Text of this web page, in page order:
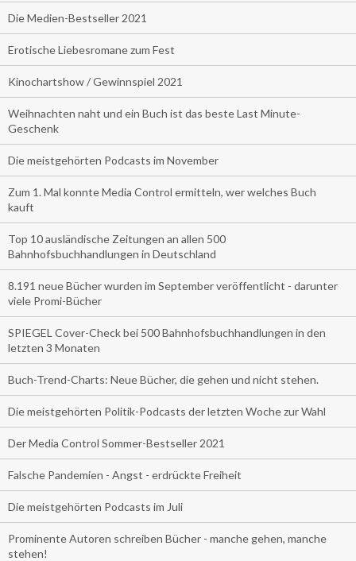
Die Medien-Bestseller 2021
Erotische Liebesromane zum Fest
Kinochartshow / Gewinnspiel 2021
Weihnachten naht und ein Buch ist das beste Last Minute-
Geschenk
Die meistgehörten Podcasts im November
Zum 1. Mal konnte Media Control ermitteln, wer welches Buch
kauft
Top 10 ausländische Zeitungen an allen 500
Bahnhofsbuchhandlungen in Deutschland
8.191 neue Bücher wurden im September veröffentlicht - darunter
viele Promi-Bücher
SPIEGEL Cover-Check bei 500 Bahnhofsbuchhandlungen in den
letzten 3 Monaten
Buch-Trend-Charts: Neue Bücher, die gehen und nicht stehen.
Die meistgehörten Politik-Podcasts der letzten Woche zur Wahl
Der Media Control Sommer-Bestseller 2021
Falsche Pandemien - Angst - erdrückte Freiheit
Die meistgehörten Podcasts im Juli
Prominente Autoren schreiben Bücher - manche gehen, manche
stehen!